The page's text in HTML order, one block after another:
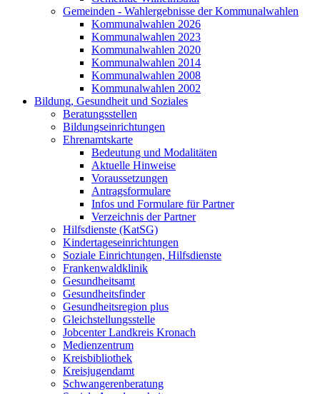
Gemeinden - Wahlergebnisse der Kommunalwahlen
Kommunalwahlen 2026
Kommunalwahlen 2023
Kommunalwahlen 2020
Kommunalwahlen 2014
Kommunalwahlen 2008
Kommunalwahlen 2002
Bildung, Gesundheit und Soziales
Beratungsstellen
Bildungseinrichtungen
Ehrenamtskarte
Bedeutung und Modalitäten
Aktuelle Hinweise
Voraussetzungen
Antragsformulare
Infos und Formulare für Partner
Verzeichnis der Partner
Hilfsdienste (KatSG)
Kindertageseinrichtungen
Soziale Einrichtungen, Hilfsdienste
Frankenwaldklinik
Gesundheitsamt
Gesundheitsfinder
Gesundheitsregion plus
Gleichstellungsstelle
Jobcenter Landkreis Kronach
Medienzentrum
Kreisbibliothek
Kreisjugendamt
Schwangerenberatung